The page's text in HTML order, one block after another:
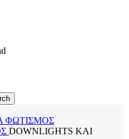
ΦΩΤΙΣΜΌΣ
DOWNLIGHTS ΚΑΙ